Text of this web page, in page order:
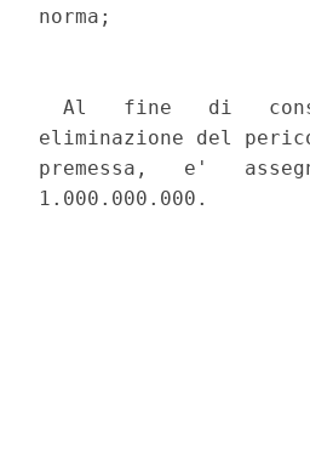
norma;
Al   fine   di
eliminazione del
premessa,   e'